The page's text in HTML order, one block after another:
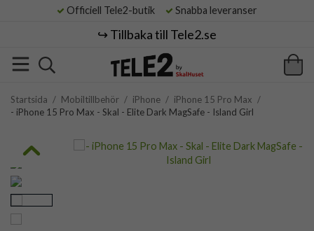
Officiell Tele2-butik Snabba leveranser
↪️ Tillbaka till Tele2.se
Startsida / Mobiltillbehör / iPhone / iPhone 15 Pro Max /
- iPhone 15 Pro Max - Skal - Elite Dark MagSafe - Island Girl